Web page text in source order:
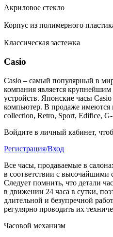
Акриловое стекло
Корпус из полимерного
Классическая застежка
Casio
Casio – самый популярный в
компания является
устройств. Японские часы
компьютер. В продаже имеются
collection, Retro, Sport, Edifice,
Войдите в личный кабинет,
Регистрация/Вход
Все часы, продаваемые в
в соответствии с высочайшими
Следует помнить, что детали
в движении 24 часа в сутки,
длительной и безупречной
регулярно проводить их
Часовой механизм